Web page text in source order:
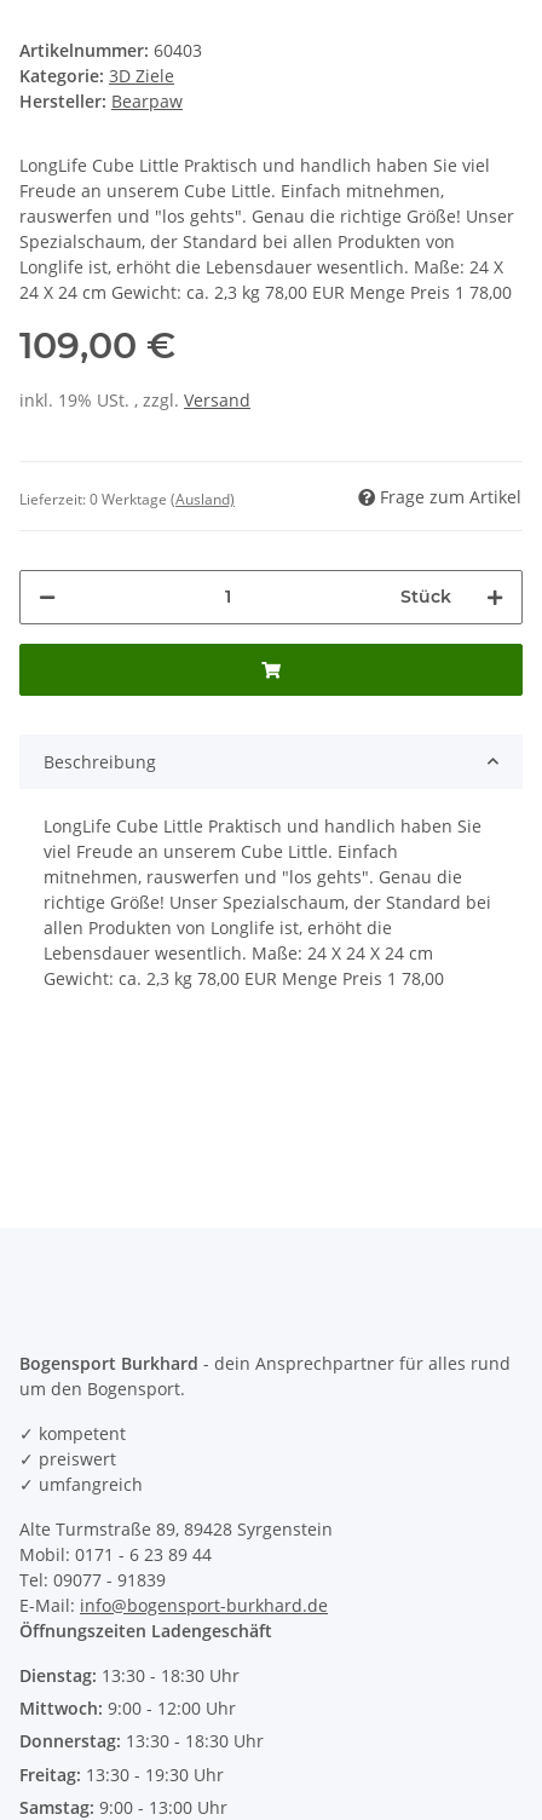
Artikelnummer: 60403
Kategorie: 3D Ziele
Hersteller: Bearpaw
LongLife Cube Little Praktisch und handlich haben Sie viel
Freude an unserem Cube Little. Einfach mitnehmen,
rauswerfen und "los gehts". Genau die richtige Größe! Unser
Spezialschaum, der Standard bei allen Produkten von
Longlife ist, erhöht die Lebensdauer wesentlich. Maße: 24 X
24 X 24 cm Gewicht: ca. 2,3 kg 78,00 EUR Menge Preis 1 78,00
109,00 €
inkl. 19% USt. , zzgl. Versand
Lieferzeit:0 Werktage (Ausland) Frage zum Artikel
Stück
Beschreibung
LongLife Cube Little Praktisch und handlich haben Sie
viel Freude an unserem Cube Little. Einfach
mitnehmen, rauswerfen und "los gehts". Genau die
richtige Größe! Unser Spezialschaum, der Standard bei
allen Produkten von Longlife ist, erhöht die
Lebensdauer wesentlich. Maße: 24 X 24 X 24 cm
Gewicht: ca. 2,3 kg 78,00 EUR Menge Preis 1 78,00
Bogensport Burkhard - dein Ansprechpartner für alles rund
um den Bogensport.
✓ kompetent
✓ preiswert
✓ umfangreich
Alte Turmstraße 89, 89428 Syrgenstein
Mobil: 0171 - 6 23 89 44
Tel: 09077 - 91839
E-Mail: info@bogensport-burkhard.de
Öffnungszeiten Ladengeschäft
Dienstag: 13:30 - 18:30 Uhr
Mittwoch: 9:00 - 12:00 Uhr
Donnerstag: 13:30 - 18:30 Uhr
Freitag: 13:30 - 19:30 Uhr
Samstag: 9:00 - 13:00 Uhr